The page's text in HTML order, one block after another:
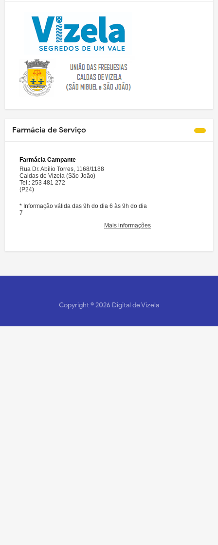
Farmácia de Serviço
Copyright ©2026 Digital de Vizela